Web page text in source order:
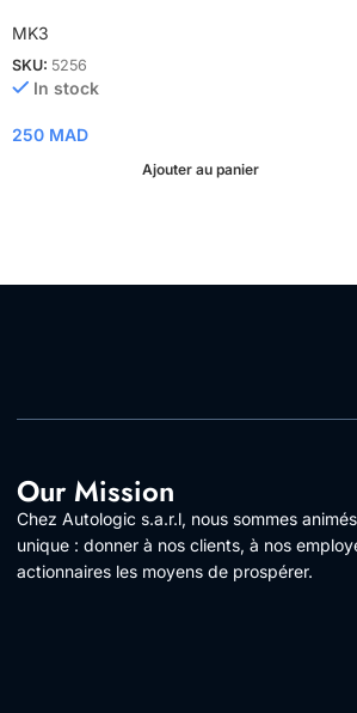
MK3
SKU: 5256
In stock
250 MAD
Ajouter au panier
Our Mission
Chez Autologic s.a.r.l, nous sommes
unique : donner à nos clients, à nos
actionnaires les moyens de prospérer.